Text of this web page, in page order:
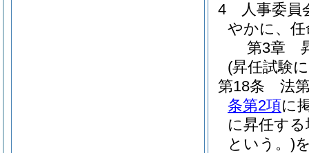
4
人事委
やかに、
第3章
(昇任試験
第18条
法
条第2項に
に昇任す
という。)